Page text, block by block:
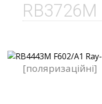
[поляризаційні]